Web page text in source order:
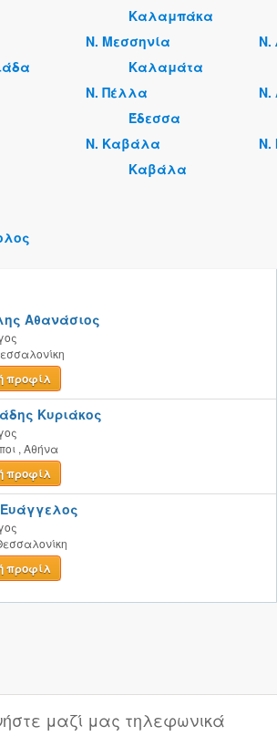
Καλαμπάκα
Ν. Μεσσηνία
Καλαμάτα
Ν.
Ν. Πέλλα
Έδεσσα
Ν.
Ν. Καβάλα
Καβάλα
Ν.
Αθανάσιος
προφίλ
Κυριάκος
, Αθήνα
προφίλ
προφίλ
μαζί μας τηλεφωνικά